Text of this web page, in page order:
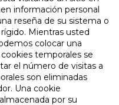
información personal
reseña de su sistema o
Mientras usted
colocar una
temporales se
el número de visitas a
son eliminadas
Una cookie
por su